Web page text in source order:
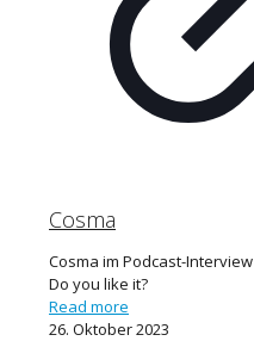
Cosma
Cosma im Podcast-Interview
Do you like it?
Read more
26. Oktober 2023